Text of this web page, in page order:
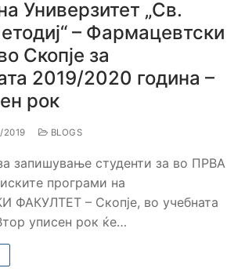
Универзитет „Св.
– Фармацевтски
Скопје за
2019/2020 година –
рок
2019 BLOGS
запишување студенти за во ПРВА
програми на
– Скопје, во учебната
уписен рок ќе…